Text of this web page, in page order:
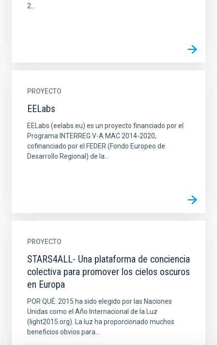
2...
PROYECTO
EELabs
EELabs (eelabs.eu) es un proyecto financiado por el
Programa INTERREG V-A MAC 2014-2020,
cofinanciado por el FEDER (Fondo Europeo de
Desarrollo Regional) de la...
PROYECTO
STARS4ALL- Una plataforma de conciencia
colectiva para promover los cielos oscuros
en Europa
POR QUÉ: 2015 ha sido elegido por las Naciones
Unidas como el Año Internacional de la Luz
(light2015.org). La luz ha proporcionado muchos
beneficios obvios para...